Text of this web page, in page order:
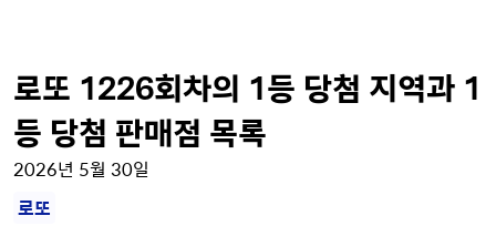
로또 1226회차의 1등 당첨 지역과 1
등 당첨 판매점 목록
2026년 5월 30일
로또